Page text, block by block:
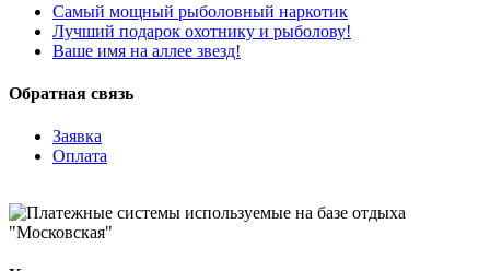
Самый мощный рыболовный наркотик
Лучший подарок охотнику и рыболову!
Ваше имя на аллее звезд!
Обратная связь
Заявка
Оплата